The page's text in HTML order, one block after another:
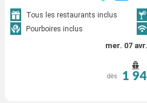
Tous les restaurants inclus
Pourboires inclus
mer. 07
dès 1